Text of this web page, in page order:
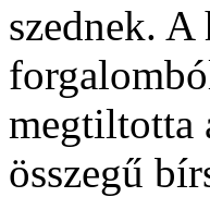
szednek.
megtiltotta
összegű